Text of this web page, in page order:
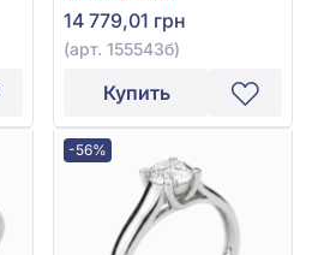
14 779,01 грн
(арт. 155543б)
Купить
-56%